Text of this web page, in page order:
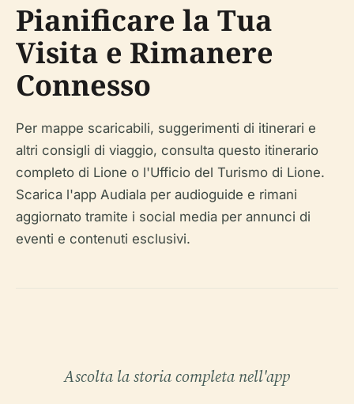
Pianificare la Tua
Visita e Rimanere
Connesso
Per mappe scaricabili, suggerimenti di itinerari e
altri consigli di viaggio, consulta questo itinerario
completo di Lione o l'Ufficio del Turismo di Lione.
Scarica l'app Audiala per audioguide e rimani
aggiornato tramite i social media per annunci di
eventi e contenuti esclusivi.
Ascolta la storia completa nell'app